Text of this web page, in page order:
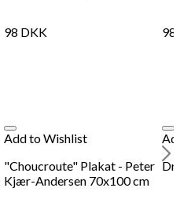
98 DKK 98
Add to Wishlist
"Choucroute" Plakat - Peter
Kjær-Andersen 70x100 cm